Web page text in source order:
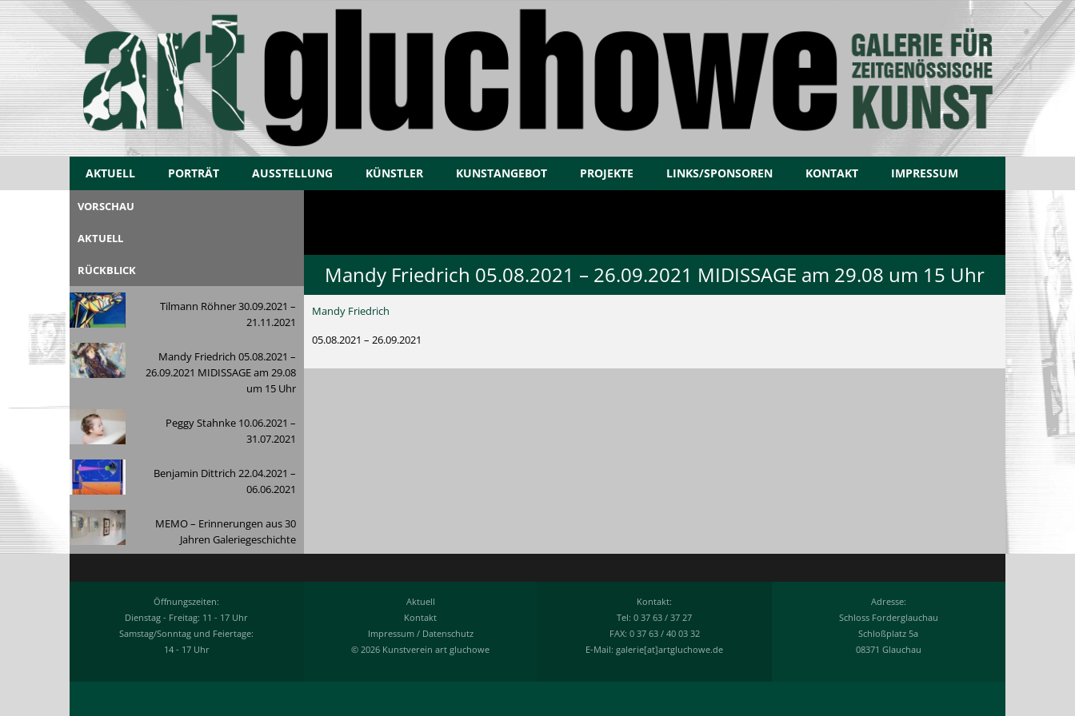
AKTUELL PORTRÄT AUSSTELLUNG KÜNSTLER KUNSTANGEBOT PROJEKTE LINKS/SPONSOREN KONTAKT IMPRESSUM
Mandy Friedrich 05.08.2021 – 26.09.2021 MIDISSAGE am 29.08 um 15 Uhr
Mandy Friedrich
05.08.2021 – 26.09.2021
VORSCHAU
AKTUELL
RÜCKBLICK
Tilmann Röhner 30.09.2021 –
21.11.2021
Mandy Friedrich 05.08.2021 –
26.09.2021 MIDISSAGE am 29.08
um 15 Uhr
Peggy Stahnke 10.06.2021 –
31.07.2021
Benjamin Dittrich 22.04.2021 –
06.06.2021
MEMO – Erinnerungen aus 30
Jahren Galeriegeschichte
Öffnungszeiten:
Dienstag - Freitag: 11 - 17 Uhr
Samstag/Sonntag und Feiertage:
14 - 17 Uhr
Aktuell
Kontakt
Impressum/ Datenschutz
© 2026 Kunstverein art gluchowe
Kontakt:
Tel: 0 37 63 / 37 27
FAX: 0 37 63 / 40 03 32
E-Mail: galerie[at]artgluchowe.de
Adresse:
Schloss Forderglauchau
Schloßplatz 5a
08371 Glauchau